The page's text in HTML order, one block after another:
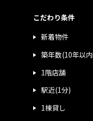
こだわり条件
新着物件
築年数(10年以
1階店舗
駅近(1分)
1棟貸し